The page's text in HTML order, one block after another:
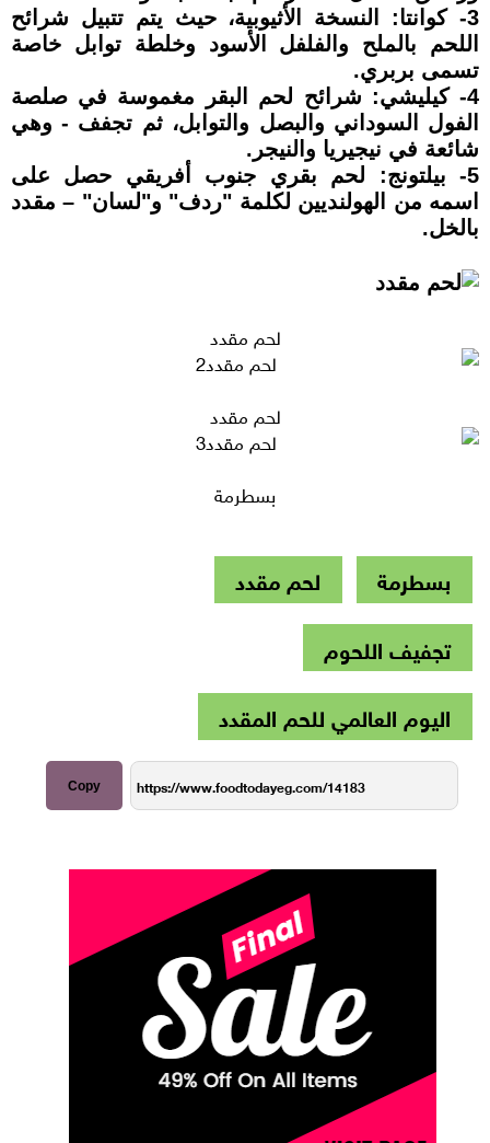
3- كوانتا: النسخة الأثيوبية، حيث يتم تتبيل شرائح
اللحم بالملح والفلفل الأسود وخلطة توابل خاصة
تسمى بربري.
4- كيليشي: شرائح لحم البقر مغموسة في صلصة
الفول السوداني والبصل والتوابل، ثم تجفف - وهي
شائعة في نيجيريا والنيجر.
5- بيلتونج: لحم بقري جنوب أفريقي حصل على
اسمه من الهولنديين لكلمة "ردف" و"لسان" – مقدد
بالخل.
لحم مقدد
لحم مقدد
بسطرمة
بسطرمة
لحم مقدد
تجفيف اللحوم
اليوم العالمي للحم المقدد
Copy